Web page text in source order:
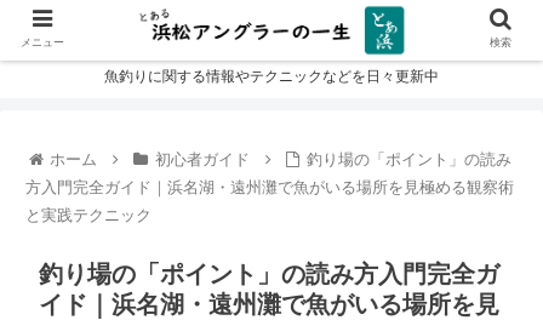
魚釣りに関する情報やテクニックなどを日々更新中
ホーム 初心者ガイド
釣り場の「ポイント」の読み
方入門完全ガイド｜浜名湖・遠州灘で魚がいる場所を見極める観察術
と実践テクニック
釣り場の「ポイント」の読み方入門完全ガ
イド｜浜名湖・遠州灘で魚がいる場所を見
メニュー 検索